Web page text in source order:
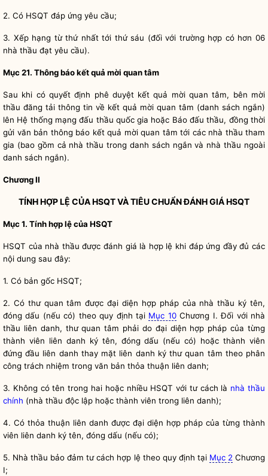
2. Có HSQT đáp ứng yêu cầu;
3. Xếp hạng từ thứ nhất tới thứ sáu (đối với trường hợp có hơn 06
nhà thầu đạt yêu cầu).
Mục 21. Thông báo kết quả mời quan tâm
Sau khi có quyết định phê duyệt kết quả mời quan tâm, bên mời
thầu đăng tải thông tin về kết quả mời quan tâm (danh sách ngắn)
lên Hệ thống mạng đấu thầu quốc gia hoặc Báo đấu thầu, đồng thời
gửi văn bản thông báo kết quả mời quan tâm tới các nhà thầu tham
gia (bao gồm cả nhà thầu trong danh sách ngắn và nhà thầu ngoài
danh sách ngắn).
Chương II
TÍNH HỢP LỆ CỦA HSQT VÀ TIÊU CHUẨN ĐÁNH GIÁ HSQT
Mục 1. Tính hợp lệ của HSQT
HSQT của nhà thầu được đánh giá là hợp lệ khi đáp ứng đầy đủ các
nội dung sau đây:
1. Có bản gốc HSQT;
2. Có thư quan tâm được đại diện hợp phápcủa nhà thầu ký tên,
đóng dấu (nếu có) theo quy định tại Mục 10Chương I. Đối với nhà
thầu liên danh, thư quan tâm phải do đại diện hợp pháp của từng
thành viên liên danh ký tên, đóng dấu (nếu có) hoặc thành viên
đứng đầu liên danh thay mặt liên danh ký thư quan tâm theo phân
công trách nhiệm trong văn bản thỏa thuận liên danh;
3. Không có tên trong hai hoặc nhiều HSQT với tư cách là nhà thầu
chính (nhà thầu độc lập hoặc thành viên trong liên danh);
4. Có thỏa thuận liên danh được đại diện hợp pháp của từng thành
viên liên danh ký tên, đóng dấu (nếu có);
5. Nhà thầu bảo đảm tư cách hợp lệ theo quy định tại Mục 2 Chương
I;